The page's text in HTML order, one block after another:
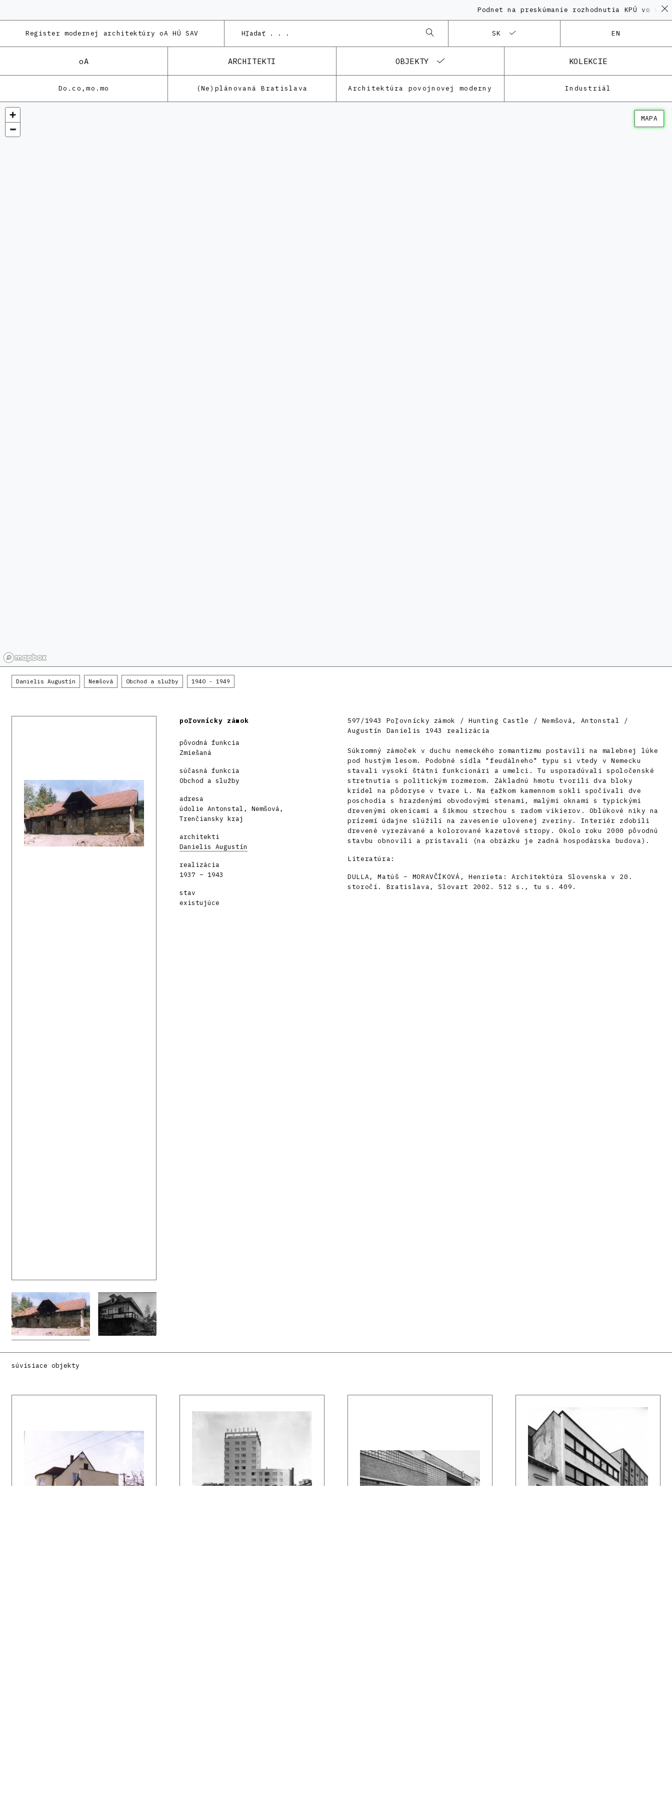
Podnet na preskúmanie rozhodnutia KPÚ vo veci
Register modernej architektúry oA HÚ SAV SK EN
oA ARCHITEKTI OBJEKTY KOLEKCIE
Do.co,mo.mo (Ne)plánovaná Bratislava Architektúra povojnovej moderny Industriál
MAPA
Danielis Augustín Nemšová Obchod a služby 1940 - 1949
poľovnícky zámok
pôvodná funkcia
Zmiešaná
súčasná funkcia
Obchod a služby
adresa
údolie Antonstal, Nemšová,
Trenčiansky kraj
architekti
Danielis Augustín
realizácia
1937 – 1943
stav
existujúce
597/1943 Poľovnícky zámok / Hunting Castle / Nemšová, Antonstal /
Augustín Danielis 1943 realizácia
Súkromný zámoček v duchu nemeckého romantizmu postavili na malebnej lúke
pod hustým lesom. Podobné sídla "feudálneho" typu si vtedy v Nemecku
stavali vysokí štátni funkcionári a umelci. Tu usporadúvali spoločenské
stretnutia s politickým rozmerom. Základnú hmotu tvorili dva bloky
krídel na pôdoryse v tvare L. Na ťažkom kamennom sokli spočívali dve
poschodia s hrazdenými obvodovými stenami, malými oknami s typickými
drevenými okenicami a šikmou strechou s radom vikierov. Oblúkové niky na
prízemí údajne slúžili na zavesenie ulovenej zveriny. Interiér zdobili
drevené vyrezávané a kolorované kazetové stropy. Okolo roku 2000 pôvodnú
stavbu obnovili a pristavali (na obrázku je zadná hospodárska budova).
Literatúra:
DULLA, Matúš – MORAVČÍKOVÁ, Henrieta: Architektúra Slovenska v 20.
storočí. Bratislava, Slovart 2002. 512 s., tu s. 409.
súvisiace objekty